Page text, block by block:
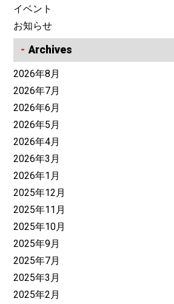
イベント
お知らせ
Archives
2026年8月
2026年7月
2026年6月
2026年5月
2026年4月
2026年3月
2026年1月
2025年12月
2025年11月
2025年10月
2025年9月
2025年7月
2025年3月
2025年2月